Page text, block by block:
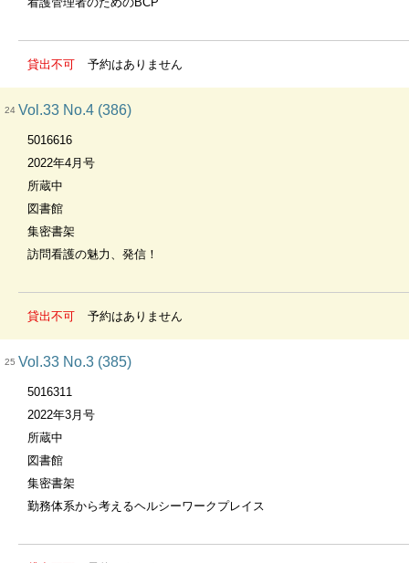
貸出不可 予約はありません
24 Vol.33 No.4 (386)
5016616
2022年4月号
所蔵中
図書館
集密書架
訪問看護の魅力、発信！
貸出不可 予約はありません
25 Vol.33 No.3 (385)
5016311
2022年3月号
所蔵中
図書館
集密書架
勤務体系から考えるヘルシーワークプレイス